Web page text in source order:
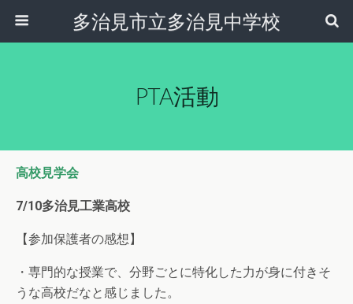
多治見市立多治見中学校
PTA活動
高校見学会
7/10多治見工業高校
【参加保護者の感想】
・専門的な授業で、分野ごとに特化した力が身に付きそ
うな高校だなと感じました。